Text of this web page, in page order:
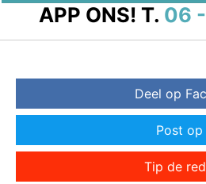
APP ONS! T. 06
Deel op
Post op
Tip de